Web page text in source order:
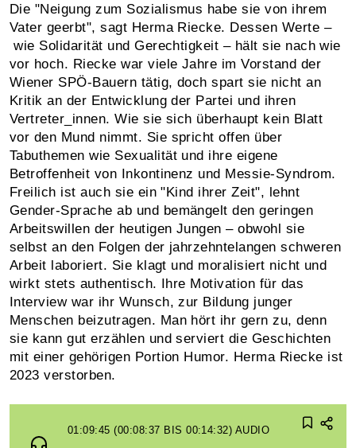
Die "Neigung zum Sozialismus habe sie von ihrem
Vater geerbt", sagt Herma Riecke. Dessen Werte –
wie Solidarität und Gerechtigkeit – hält sie nach wie
vor hoch. Riecke war viele Jahre im Vorstand der
Wiener SPÖ-Bauern tätig, doch spart sie nicht an
Kritik an der Entwicklung der Partei und ihren
Vertreter_innen. Wie sie sich überhaupt kein Blatt
vor den Mund nimmt. Sie spricht offen über
Tabuthemen wie Sexualität und ihre eigene
Betroffenheit von Inkontinenz und Messie-Syndrom.
Freilich ist auch sie ein "Kind ihrer Zeit", lehnt
Gender-Sprache ab und bemängelt den geringen
Arbeitswillen der heutigen Jungen – obwohl sie
selbst an den Folgen der jahrzehntelangen schweren
Arbeit laboriert. Sie klagt und moralisiert nicht und
wirkt stets authentisch. Ihre Motivation für das
Interview war ihr Wunsch, zur Bildung junger
Menschen beizutragen. Man hört ihr gern zu, denn
sie kann gut erzählen und serviert die Geschichten
mit einer gehörigen Portion Humor. Herma Riecke ist
2023 verstorben.
01:09:45 (00:08:37 BIS 00:14:32) AUDIO